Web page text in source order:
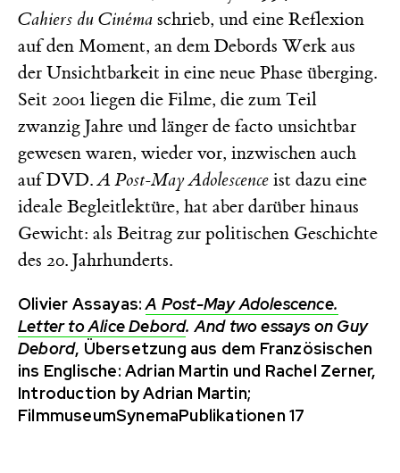
Cahiers du Cinéma schrieb, und eine Reflexion
auf den Moment, an dem Debords Werk aus
der Unsichtbarkeit in eine neue Phase überging.
Seit 2001 liegen die Filme, die zum Teil
zwanzig Jahre und länger de facto unsichtbar
gewesen waren, wieder vor, inzwischen auch
auf DVD.A Post-May Adolescence ist dazu eine
ideale Begleitlektüre, hat aber darüber hinaus
Gewicht: als Beitrag zur politischen Geschichte
des 20. Jahrhunderts.
Olivier Assayas:A Post-May Adolescence.
Letter to Alice Debord. And two essays on Guy
Debord, Übersetzung aus dem Französischen
ins Englische: Adrian Martin und Rachel Zerner,
Introduction by Adrian Martin;
FilmmuseumSynemaPublikationen 17